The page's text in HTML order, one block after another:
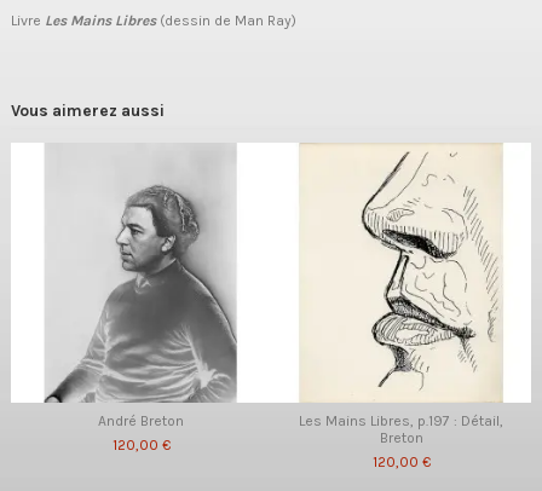
Livre Les Mains Libres(dessin de Man Ray)
Vous aimerez aussi
André Breton
120,00 €
Les Mains Libres, p.197 : Détail,
Breton
120,00 €